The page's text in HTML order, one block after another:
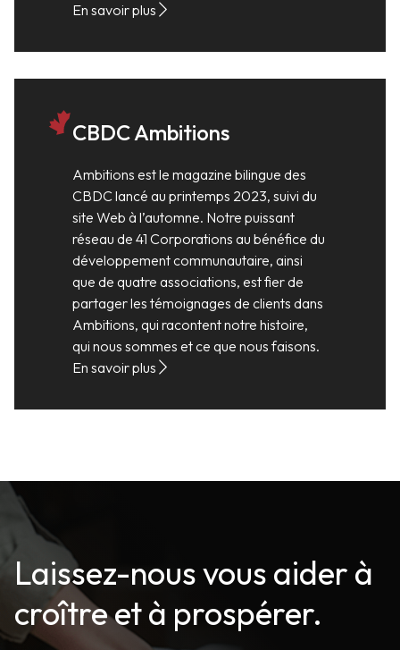
En savoir plus
CBDC Ambitions
Ambitions est le magazine bilingue des
CBDC lancé au printemps 2023, suivi du
site Web à l’automne. Notre puissant
réseau de 41 Corporations au bénéfice du
développement communautaire, ainsi
que de quatre associations, est fier de
partager les témoignages de clients dans
Ambitions, qui racontent notre histoire,
qui nous sommes et ce que nous faisons.
En savoir plus
Laissez-nous vous aider à
croître et à prospérer.